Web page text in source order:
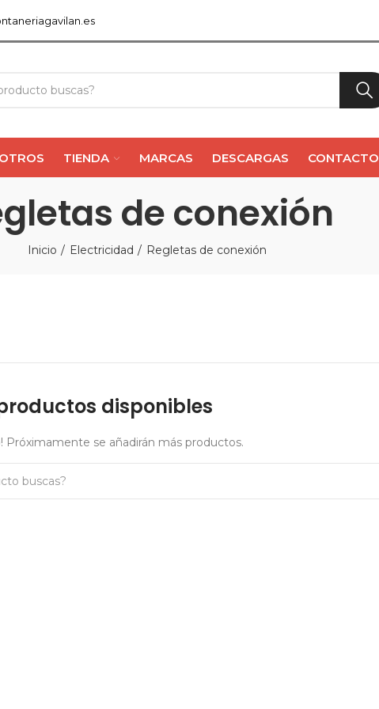
TIENDA MARCAS DESCARGAS CONTACTO
de conexión
Inicio Electricidad Regletas de conexión
disponibles
Próximamente se añadirán más productos.